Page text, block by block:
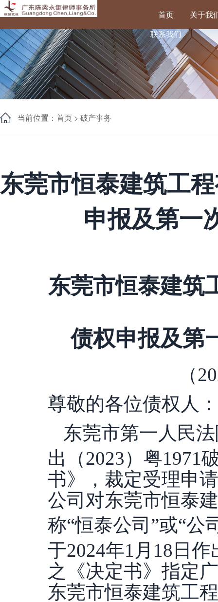
首页
关于我
联系我们
当前位置：首页 > 破产事务
东莞市恒泰建筑工
申报及第一
东莞市恒泰建筑
债权申报及第
（
尊敬的各位债权人：
东莞市第一 人民
出（2023）粤1971
书》，裁定受理申
公司对东莞市恒泰
称“恒泰公司 ”或“公
于2024年1月18日
之《决定书》指定
东莞市恒泰建筑工